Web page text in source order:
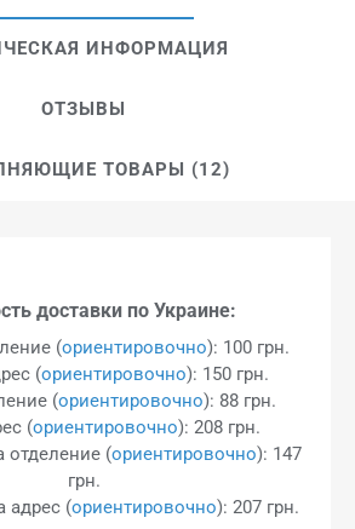
ИНФОРМАЦИЯ
ОТЗЫВЫ
ТОВАРЫ (12)
доставки по Украине:
(ориентировочно): 100 грн.
(ориентировочно): 150 грн.
(ориентировочно): 88 грн.
(ориентировочно): 208 грн.
отделение (ориентировочно): 147
грн.
адрес (ориентировочно): 207 грн.